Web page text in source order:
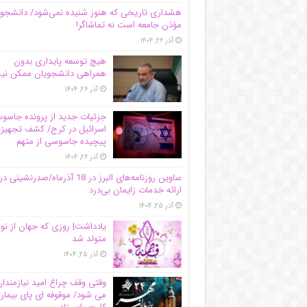
هشداری تاریخی که هنوز شنیده نمی‌شود/ دانشجو
مؤذن جامعه است نه تماشاگر!
آذر ۲۶, ۱۴۰۴
هیچ توسعه پایداری بدون
همراهی دانشجویان ممکن
آذر ۲۶, ۱۴۰۴
جزئیات جدید از پرونده
اسرائیل در کرج/‌ کشف
پیچیده جاسوسی از متهم
آذر ۲۶, ۱۴۰۴
عناوین روزنامه‌های البرز در ‌18 آذرماه/صدرنشینی در
ارائه خدمات زایمان بی‌درد
آذر ۲۵, ۱۴۰۴
یادداشت| روزی که جهان از نو
متولد شد
آذر ۲۵, ۱۴۰۴
وقتی وقف چراغ امید
می شود/ موقوفه ای پای